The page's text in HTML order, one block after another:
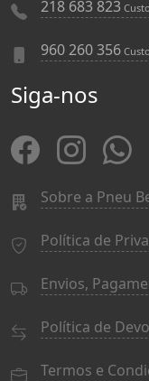
218 683 823
960 260 356
Siga-nos
Sobre a Pneu
Política de
Envios,
Política de
Termos e